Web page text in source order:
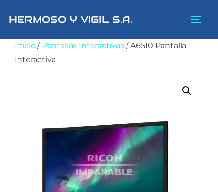
HERMOSO Y VIGIL S.A.
Inicio / Pantallas Interactivas / A6510 Pantalla
Interactiva